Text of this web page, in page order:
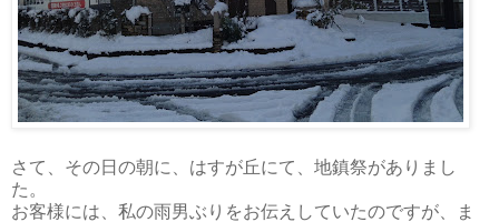
さて、その日の朝に、はすが丘にて、地鎮祭がありまし
た。
お客様には、私の雨男ぶりをお伝えしていたのですが、ま